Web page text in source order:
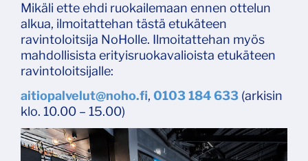
Mikäli ette ehdi ruokailemaan ennen ottelun
alkua, ilmoitattehan tästä etukäteen
ravintoloitsija NoHolle. Ilmoitattehan myös
mahdollisista erityisruokavalioista etukäteen
ravintoloitsijalle:
aitiopalvelut@noho.fi, 0103 184 633 (arkisin
klo. 10.00 – 15.00)